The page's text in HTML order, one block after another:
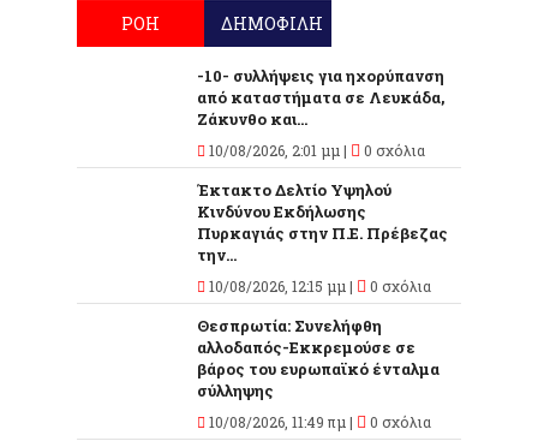
ΡΟΗ ΔΗΜΟΦΙΛΗ
-10- συλλήψεις για ηχορύπανση
από καταστήματα σε Λευκάδα,
Ζάκυνθο και...
10/08/2026, 2:01 μμ | 0 σχόλια
Έκτακτο Δελτίο Υψηλού
Κινδύνου Εκδήλωσης
Πυρκαγιάς στην Π.Ε. Πρέβεζας
την...
10/08/2026, 12:15 μμ | 0 σχόλια
Θεσπρωτία: Συνελήφθη
αλλοδαπός-Εκκρεμούσε σε
βάρος του ευρωπαϊκό ένταλμα
σύλληψης
10/08/2026, 11:49 πμ | 0 σχόλια